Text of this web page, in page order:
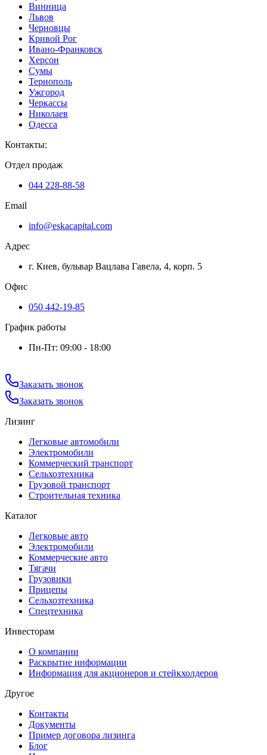
Винница
Львов
Черновцы
Кривой Рог
Ивано-Франковск
Херсон
Сумы
Тернополь
Ужгород
Черкассы
Николаев
Одесса
Контакты:
Отдел продаж
044 228-88-58
Email
info@eskacapital.com
Адрес
г. Киев, бульвар Вацлава Гавела, 4, корп. 5
Офис
050 442-19-85
График работы
Пн-Пт: 09:00 - 18:00
Заказать звонок
Заказать звонок
Лизинг
Легковые автомобили
Электромобили
Коммерческий транспорт
Сельхозтехника
Грузовой транспорт
Строительная техника
Каталог
Легковые авто
Электромобили
Коммерческие авто
Тягачи
Грузовики
Прицепы
Сельхозтехника
Спецтехника
Инвесторам
О компании
Раскрытие информации
Информация для акционеров и стейкхолдеров
Другое
Контакты
Документы
Пример договора лизинга
Блог